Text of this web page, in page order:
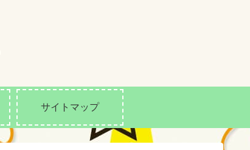
サイトマップ